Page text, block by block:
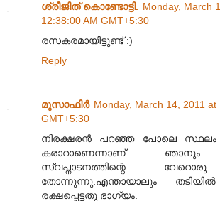
ശ്രീജിത് കൊണ്ടോട്ടി. Monday, March
12:38:00 AM GMT+5:30
രസകരമായിട്ടുണ്ട് :)
Reply
മുസാഫിര്‍ Monday, March 14, 2011 at
GMT+5:30
നിരക്ഷരന്‍ പറഞ്ഞ പോലെ സ്ഥലം
കരാറാണെന്നാണ് ഞാനും
സ്വപ്നാടനത്തിന്റെ
തോന്നുന്നു.എന്തായാലും
രക്ഷപ്പെട്ടതു ഭാഗ്യം.